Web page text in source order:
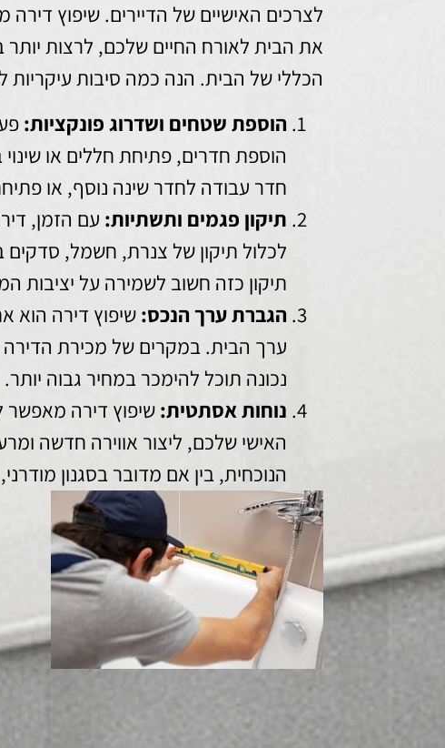
לצרכים האישיים של הדיירים. שיפוץ
את הבית לאורח החיים שלכם, לרצות
הכללי של הבית. הנה כמה סיבות עיקריות
הוספת שטחים ושדרוג פונקציות:
הוספת חדרים, פתיחת חללים או
חדר עבודה לחדר שינה נוסף, או
תיקון פגמים ותשתיות: עם הזמן,
לכלול תיקון של צנרת, חשמל, סדקים
תיקון כזה חשוב לשמירה על יציבות
הגברת ערך הנכס: שיפוץ דירה הוא
ערך הבית. במקרים של מכירת
נכונה תוכל להימכר במחיר גבוה יותר.
נוחות אסתטית: שיפוץ דירה
האישי שלכם, ליצור אווירה חדשה
הנוכחית, בין אם מדובר בסגנון